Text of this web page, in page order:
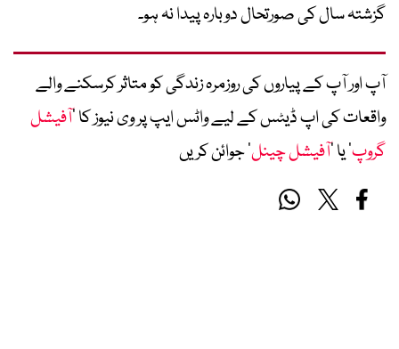
گزشتہ سال کی صورتحال دوبارہ پیدا نہ ہو۔
آپ اور آپ کے پیاروں کی روزمرہ زندگی کو متاثر کرسکنے والے
واقعات کی اپ ڈیٹس کے لیے واٹس ایپ پر وی نیوز کا ’آفیشل
گروپ‘ یا ’آفیشل چینل‘ جوائن کریں